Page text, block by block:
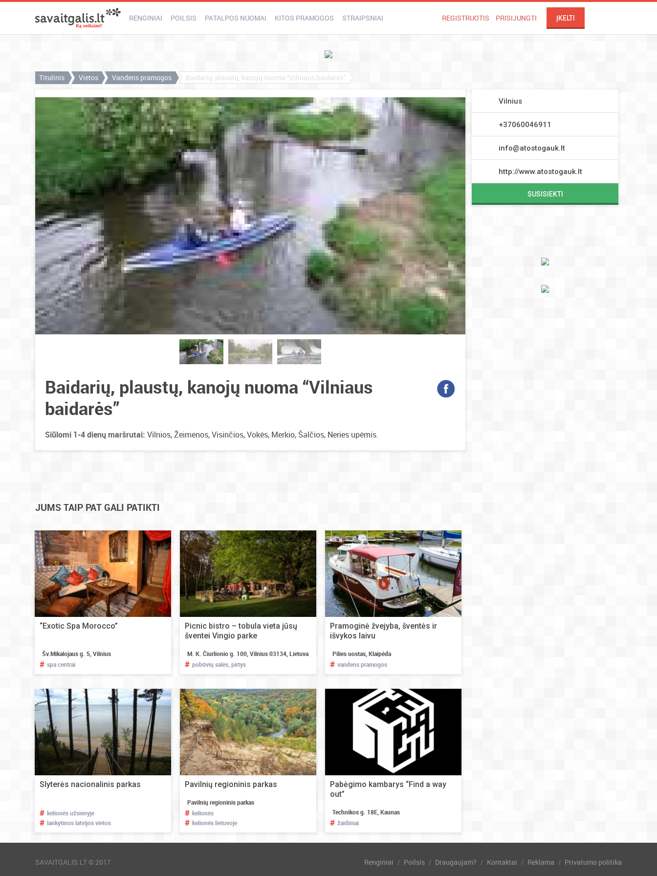
RENGINIAI POILSIS PATALPOS NUOMAI KITOS PRAMOGOS STRAIPSNIAI REGISTRUOTIS PRISIJUNGTI ĮKELTI
Titulinis Vietos Vandens pramogos Baidarių, plaustų, kanojų nuoma “Vilniaus baidarės”
Baidarių, plaustų, kanojų nuoma “Vilniaus
baidarės”
Siūlomi 1-4 dienų maršrutai: Vilnios, Žeimenos, Visinčios, Vokės, Merkio, Šalčios, Neries upėmis.
JUMS TAIP PAT GALI PATIKTI
“Exotic Spa Morocco”
Šv.Mikalojaus g. 5, Vilnius
# spa centrai
Picnic bistro – tobula vieta jūsų
šventei Vingio parke
M. K. Čiurlionio g. 100, Vilnius 03134, Lietuva
# pobūvių salės, pirtys
Pramoginė žvejyba, šventės ir
išvykos laivu
Pilies uostas, Klaipėda
# vandens pramogos
Slyterės nacionalinis parkas
# kelionės užsienyje
# lankytinos latvijos vietos
Pavilnių regioninis parkas
Pavilnių regioninis parkas
# kelionės
# kelionės lietuvoje
Pabėgimo kambarys “Find a way
out”
Technikos g. 18E, Kaunas
# žaidimai
Vilnius
+37060046911
info@atostogauk.lt
http://www.atostogauk.lt
SUSISIEKTI
Renginiai Poilsis Draugaujam? Kontaktai Reklama Privatumo politika
SAVAITGALIS.LT © 2017